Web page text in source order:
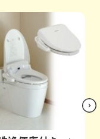
Nex
t